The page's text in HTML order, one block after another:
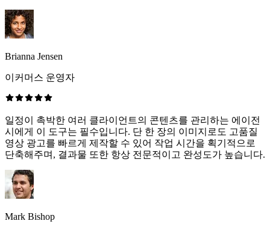
Brianna Jensen
이커머스 운영자
일정이 촉박한 여러 클라이언트의 콘텐츠를 관리하는 에이전
시에게 이 도구는 필수입니다. 단 한 장의 이미지로도 고품질
영상 광고를 빠르게 제작할 수 있어 작업 시간을 획기적으로
단축해주며, 결과물 또한 항상 전문적이고 완성도가 높습니다.
Mark Bishop